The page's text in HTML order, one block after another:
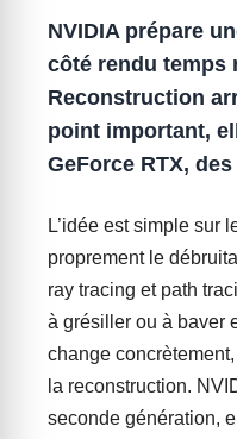
NVIDIA prépare
côté rendu temps
Reconstruction
point important,
GeForce RTX,
L’idée est simple sur
proprement le
ray tracing et path
à grésiller ou à baver
change concrètement,
la reconstruction.
seconde génération,